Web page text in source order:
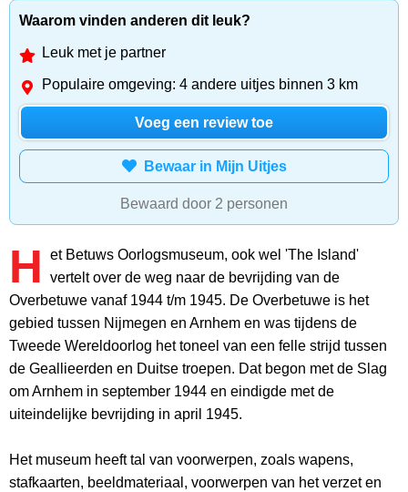
Waarom vinden anderen dit leuk?
Leuk met je partner
Populaire omgeving: 4 andere uitjes binnen 3 km
Voeg een review toe
Bewaar in Mijn Uitjes
Bewaard door 2 personen
H
et Betuws Oorlogsmuseum, ook wel 'The Island'
vertelt over de weg naar de bevrijding van de
Overbetuwe vanaf 1944 t/m 1945. De Overbetuwe is het
gebied tussen Nijmegen en Arnhem en was tijdens de
Tweede Wereldoorlog het toneel van een felle strijd tussen
de Geallieerden en Duitse troepen. Dat begon met de Slag
om Arnhem in september 1944 en eindigde met de
uiteindelijke bevrijding in april 1945.
Het museum heeft tal van voorwerpen, zoals wapens,
stafkaarten, beeldmateriaal, voorwerpen van het verzet en